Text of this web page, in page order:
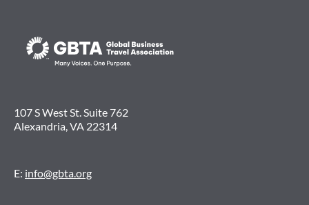
107 S West St. Suite 762
Alexandria, VA 22314
E: info@gbta.org